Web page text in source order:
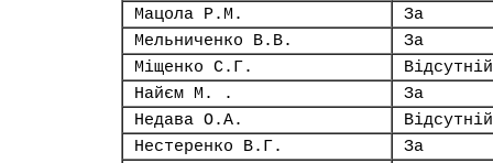
Мацола Р.М.
За
Мельниченко В.В.
За
Міщенко С.Г.
Відсутній
Найєм М. .
За
Недава О.А.
Відсутній
Нестеренко В.Г.
За